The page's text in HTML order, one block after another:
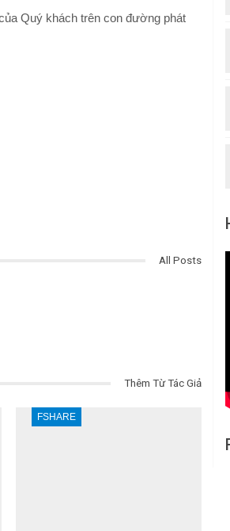
Quý khách trên con đường phát
All Posts
Thêm Từ Tác Giả
FSHARE